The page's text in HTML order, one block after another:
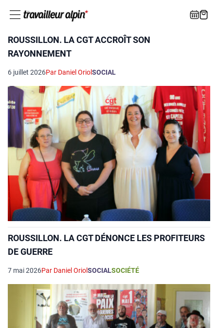
ROUSSILLON. LA CGT ACCROÎT SON
RAYONNEMENT
6 juillet 2026Par Daniel OriolSOCIAL
ROUSSILLON. LA CGT DÉNONCE LES PROFITEURS
DE GUERRE
7 mai 2026Par Daniel OriolSOCIALSOCIÉTÉ